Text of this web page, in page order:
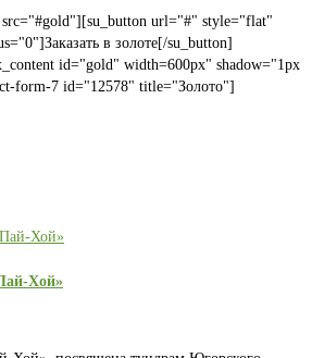
url="#" style="flat"
в золоте[/su_button]
id="gold" width=600px" shadow="1px
form-7 id="12578" title="Золото"]
Хой»